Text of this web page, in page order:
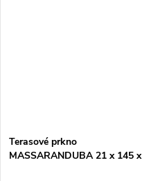
Terasové prkno
MASSARANDUBA 21 x 145 x